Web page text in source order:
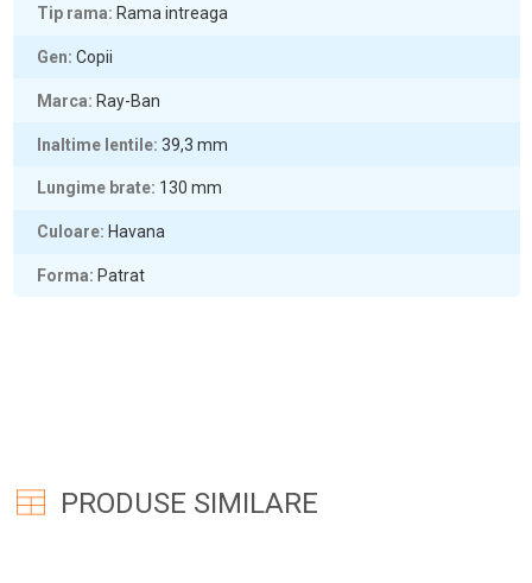
Tip rama Rama intreaga
Gen Copii
Marca Ray-Ban
Inaltime lentile 39,3 mm
Lungime brate 130 mm
Culoare Havana
Forma Patrat
PRODUSE SIMILARE